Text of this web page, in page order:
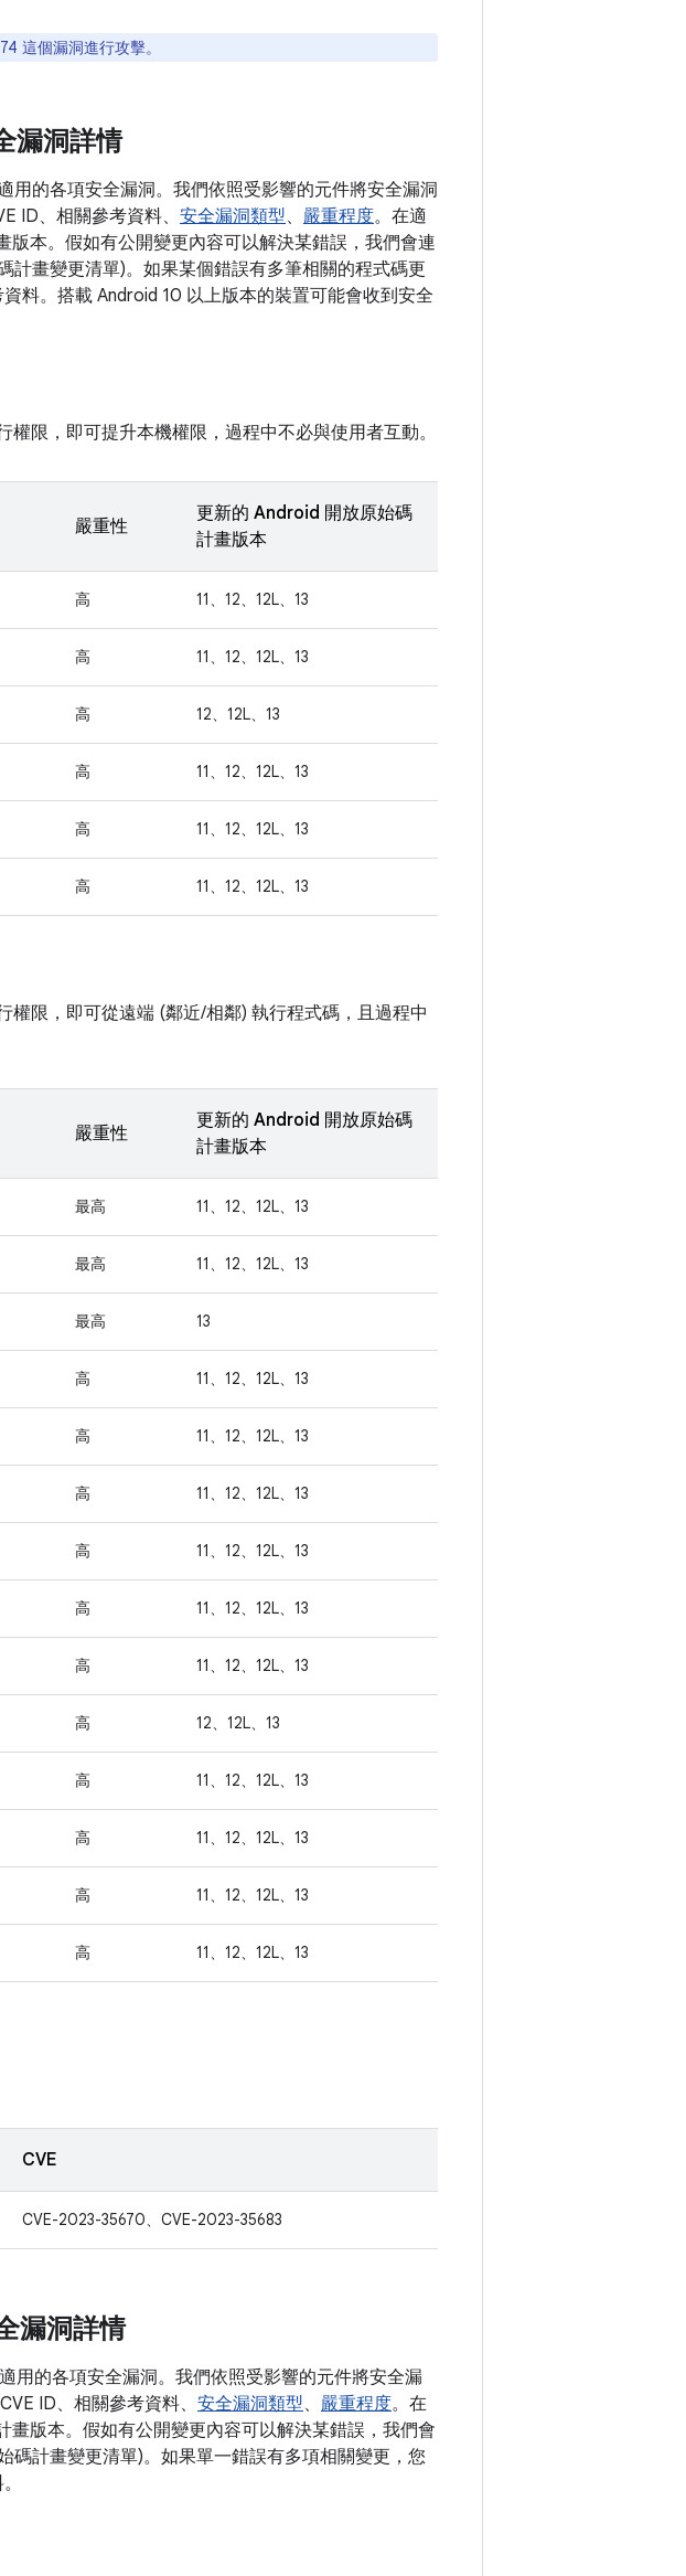
這個漏洞進行攻擊。
漏洞詳情
的各項安全漏洞。我們依照受影響的元件將安全漏洞
ID、相關參考資料、 安全漏洞類型、 嚴重程度。在適
本。假如有公開變更內容可以解決某錯誤，我們會連
計畫變更清單)。如果某個錯誤有多筆相關的程式碼更
料。搭載 Android 10 以上版本的裝置可能會收到安全
限，即可提升本機權限，過程中不必與使用者互動。
嚴重性
更新的 Android 開放原始碼
計畫版本
高 11、12、12L、13
高 11、12、12L、13
高 12、12L、13
高 11、12、12L、13
高 11、12、12L、13
高 11、12、12L、13
限，即可從遠端 (鄰近/相鄰) 執行程式碼，且過程中
嚴重性
更新的 Android 開放原始碼
計畫版本
最高 11、12、12L、13
最高 11、12、12L、13
最高 13
高 11、12、12L、13
高 11、12、12L、13
高 11、12、12L、13
高 11、12、12L、13
高 11、12、12L、13
高 11、12、12L、13
高 12、12L、13
高 11、12、12L、13
高 11、12、12L、13
高 11、12、12L、13
高 11、12、12L、13
CVE
CVE-2023-35670、CVE-2023-35683
漏洞詳情
的各項安全漏洞。我們依照受影響的元件將安全漏
ID、相關參考資料、 安全漏洞類型、 嚴重程度。在
版本。假如有公開變更內容可以解決某錯誤，我們會
碼計畫變更清單)。如果單一錯誤有多項相關變更，您